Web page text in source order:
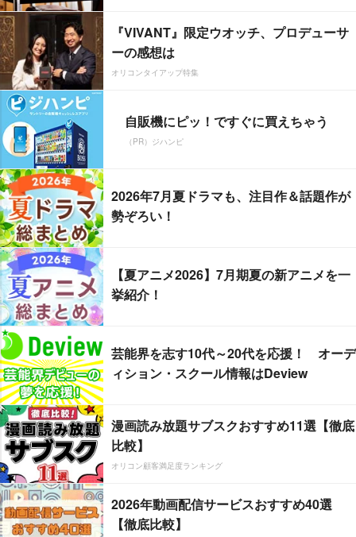
『VIVANT』限定ウオッチ、プロデューサ
ーの感想は
オリコンタイアップ特集
自販機にピッ！ですぐに買えちゃう
（PR）ジハンピ
2026年7月夏ドラマも、注目作＆話題作が
勢ぞろい！
【夏アニメ2026】7月期夏の新アニメを一
挙紹介！
芸能界を志す10代～20代を応援！ オーデ
ィション・スクール情報はDeview
漫画読み放題サブスクおすすめ11選【徹底
比較】
オリコン顧客満足度ランキング
2026年動画配信サービスおすすめ40選
【徹底比較】